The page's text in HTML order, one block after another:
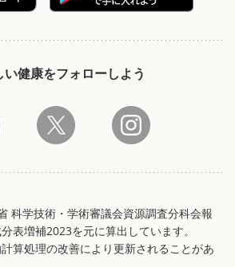
い健康をフォローしよう
科学技術・学術審議会資源調査分科会報
表増補2023を元に算出しています。
算処理の改善により更新されることがあ